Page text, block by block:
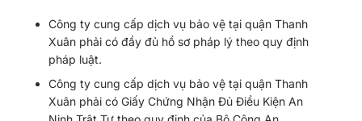
Công ty cung cấp dịch vụ bảo vệ tại quận Thanh
Xuân phải có đầy đủ hồ sơ pháp lý theo quy định
pháp luật.
Công ty cung cấp dịch vụ bảo vệ tại quận Thanh
Xuân phải có Giấy Chứng Nhận Đủ Điều Kiện An